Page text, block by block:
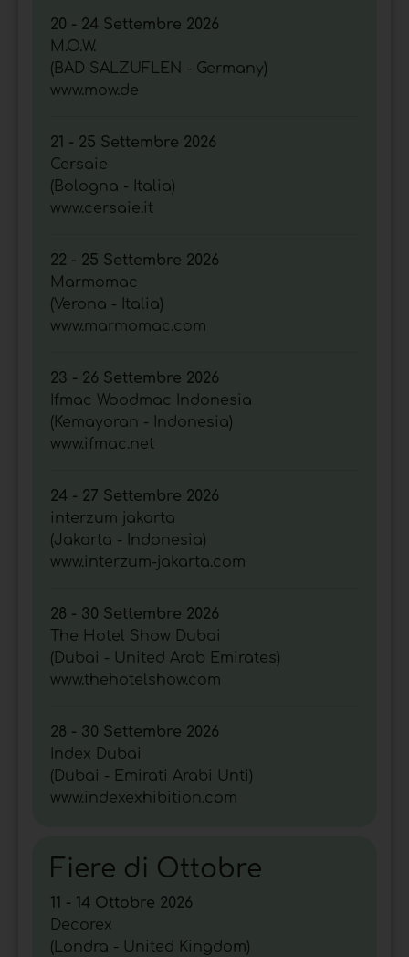
20 - 24 Settembre 2026
M.O.W.
(BAD SALZUFLEN - Germany)
www.mow.de
21 - 25 Settembre 2026
Cersaie
(Bologna - Italia)
www.cersaie.it
22 - 25 Settembre 2026
Marmomac
(Verona - Italia)
www.marmomac.com
23 - 26 Settembre 2026
Ifmac Woodmac Indonesia
(Kemayoran - Indonesia)
www.ifmac.net
24 - 27 Settembre 2026
interzum jakarta
(Jakarta - Indonesia)
www.interzum-jakarta.com
28 - 30 Settembre 2026
The Hotel Show Dubai
(Dubai - United Arab Emirates)
www.thehotelshow.com
28 - 30 Settembre 2026
Index Dubai
(Dubai - Emirati Arabi Unti)
www.indexexhibition.com
Fiere di Ottobre
11 - 14 Ottobre 2026
Decorex
(Londra - United Kingdom)